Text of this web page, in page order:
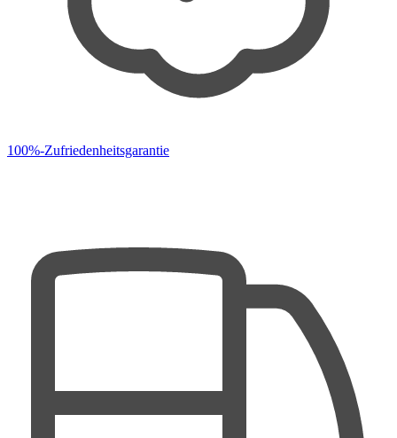
100%-Zufriedenheitsgarantie